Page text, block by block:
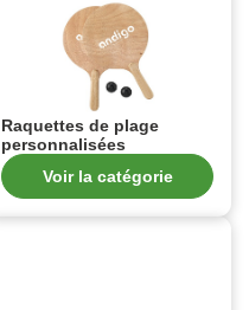
Raquettes de plage
personnalisées
Voir la catégorie